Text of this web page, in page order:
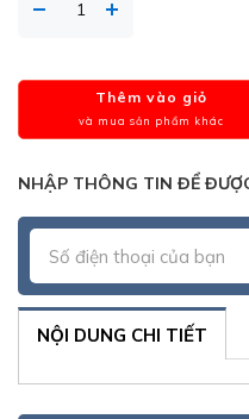
Thêm vào giỏ
và mua sản phẩm khác
NHẬP THÔNG TIN ĐỂ
NỘI DUNG CHI TIẾT